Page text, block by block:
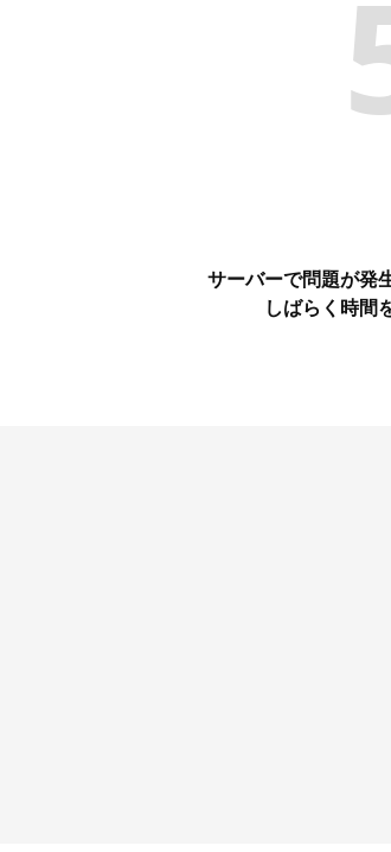
サーバーで問題が発
しばらく時間